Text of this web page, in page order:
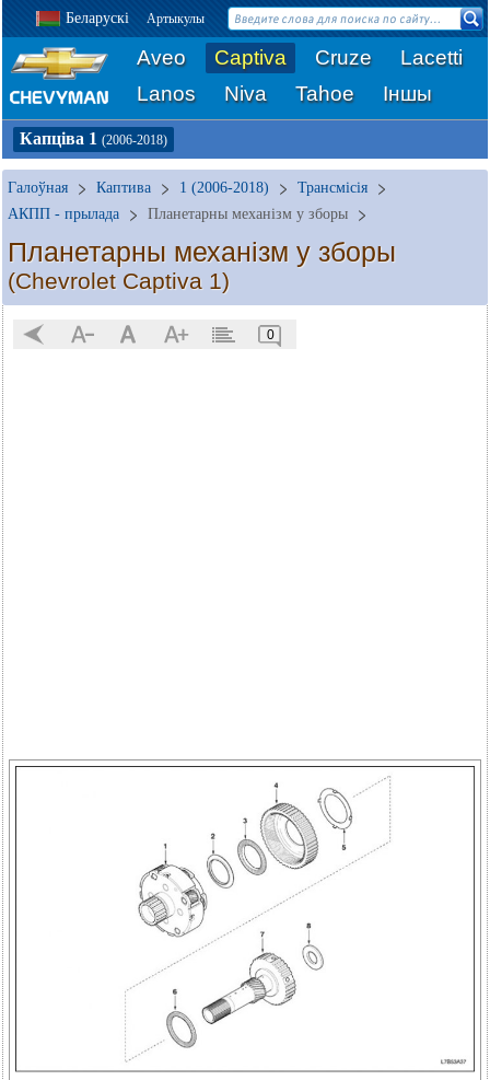
Беларускі Артыкулы
Aveo Captiva Cruze
Lacetti
Lanos
Niva Tahoe Іншы
Капціва 1 (2006-2018)
Галоўная Каптива 1 (2006-2018)
Трансмісія
АКПП - прылада
Планетарны механізм у зборы
Планетарны механізм у зборы
(Chevrolet Captiva 1)
0